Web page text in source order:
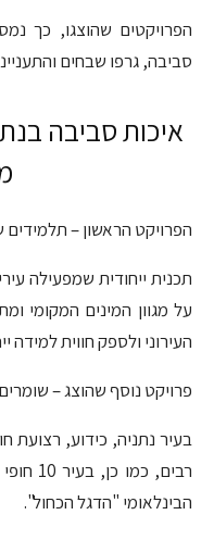
הפרויקטים שהוצגו, כך
סביבה, גרפו שבחים
איכות סביבה
הפרויקט הראשון – תלמידים
תכנית ייחודית שמפעילה
על מגוון המינים המקומי
העירוני ולספק חווית למידה
פרויקט נוסף שהוצג –
רבים,
הבינלאומי "הדגל הכחול".